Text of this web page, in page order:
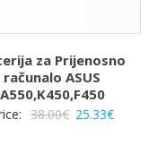
za Prijenosno
računalo ASUS
A550,K450,F450
38.00€ Izvorna
25.33€